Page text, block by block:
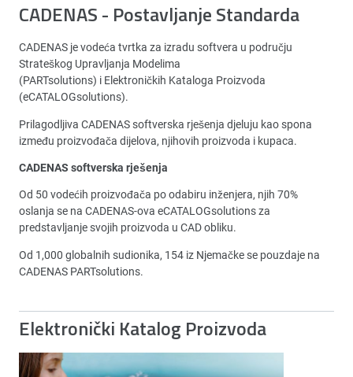
CADENAS - Postavljanje Standarda
CADENAS je vodeća tvrtka za izradu softvera u području
Strateškog Upravljanja Modelima
(PARTsolutions) i Elektroničkih Kataloga Proizvoda
(eCATALOGsolutions).
Prilagodljiva CADENAS softverska rješenja djeluju kao spona
između proizvođača dijelova, njihovih proizvoda i kupaca.
CADENAS softverska rješenja
Od 50 vodećih proizvođača po odabiru inženjera, njih 70%
oslanja se na CADENAS-ova eCATALOGsolutions za
predstavljanje svojih proizvoda u CAD obliku.
Od 1,000 globalnih sudionika, 154 iz Njemačke se pouzdaje na
CADENAS PARTsolutions.
Elektronički Katalog Proizvoda